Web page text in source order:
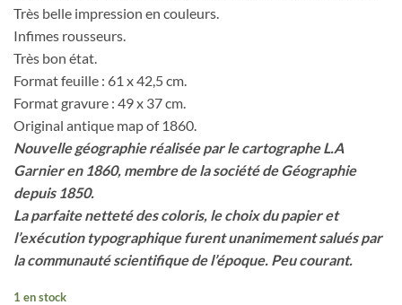
Très belle impression en couleurs.
Infimes rousseurs.
Très bon état.
Format feuille : 61 x 42,5 cm.
Format gravure : 49 x 37 cm.
Original antique map of 1860.
Nouvelle géographie réalisée par le cartographe L.A
Garnier en 1860, membre de la société de Géographie
depuis 1850.
La parfaite netteté des coloris, le choix du papier et
l’exécution typographique furent unanimement salués par
la communauté scientifique de l’époque. Peu courant.
1 en stock